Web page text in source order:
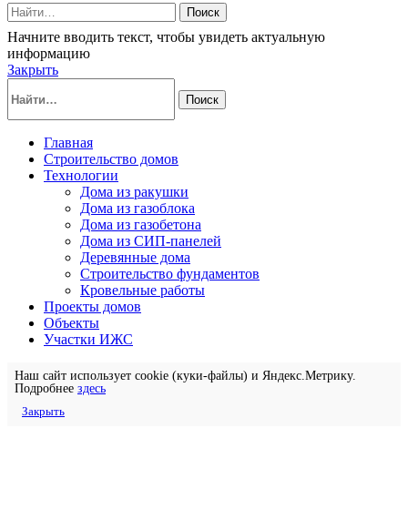
Поиск
Начните вводить текст, чтобы увидеть актуальную
информацию
Закрыть
Поиск
Главная
Строительство домов
Технологии
Дома из ракушки
Дома из газоблока
Дома из газобетона
Дома из СИП-панелей
Деревянные дома
Строительство фундаментов
Кровельные работы
Проекты домов
Объекты
Участки ИЖС
Наш сайт использует cookie (куки-файлы) и Яндекс.Метрику.
Подробнее здесь
Закрыть